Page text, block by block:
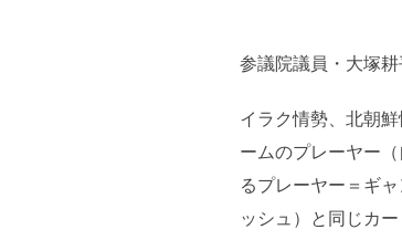
参議院議員・大塚
イラク情勢、北朝
ームのプレーヤー
るプレーヤー＝ギ
ッシュ）と同じカ